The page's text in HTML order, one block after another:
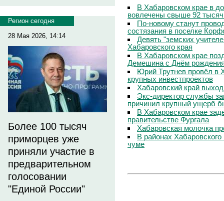
Регион сегодня
28 Мая 2026, 14:14
Более 100 тысяч
приморцев уже
приняли участие в
предварительном
голосовании
"Единой России"
В Хабаровском крае в
вовлечены свыше 92 тысяч
По-новому станут
состязания в поселке
Девять "земских
Хабаровского края
В Хабаровском крае
Демешина с Днём
Юрий Трутнев провёл в
крупных инвестпроектов
Хабаровский край
Экс-директор службы
причинил крупный ущерб
В Хабаровском крае
правительстве Фургала
Хабаровская молочка
В районах
чуме